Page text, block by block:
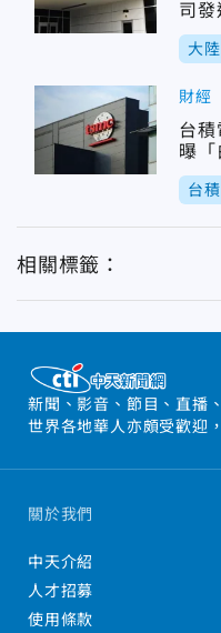
司
大陸
財經
台積
曝
法曝
台
相關標籤：
新聞、影音、節目、直播
世界各地華人亦頗受歡迎
關於我們
中天介紹
人才招募
使用條款